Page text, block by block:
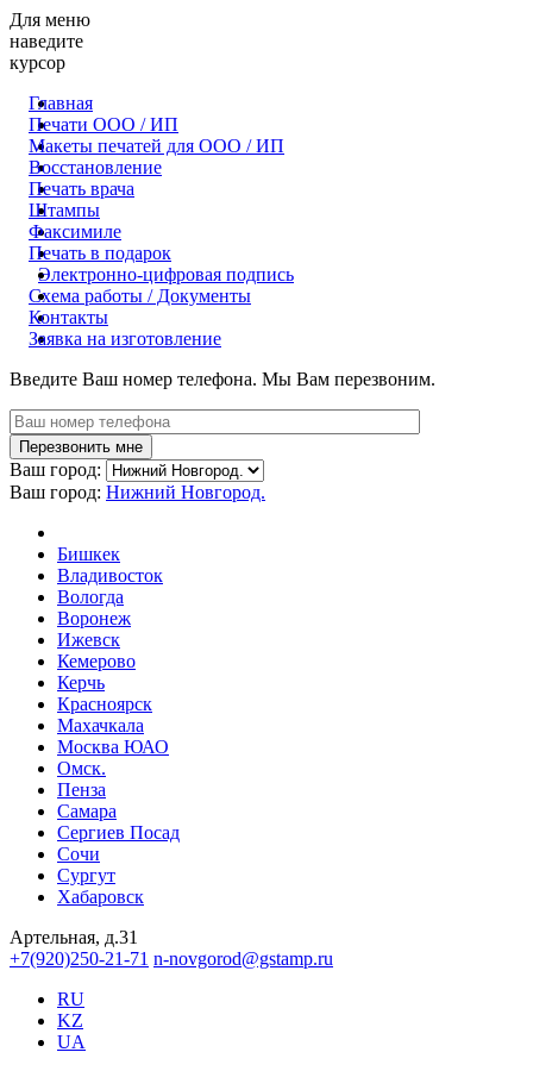
Для меню
наведите
курсор
Главная
Печати ООО / ИП
Макеты печатей для OOO / ИП
Восстановление
Печать врача
Штампы
Факсимиле
Печать в подарок
Электронно-цифровая подпись
Схема работы / Документы
Контакты
Заявка на изготовление
Введите Ваш номер телефона. Мы Вам перезвоним.
Ваш город:
Ваш город: Нижний Новгород.
Бишкек
Владивосток
Вологда
Воронеж
Ижевск
Кемерово
Керчь
Красноярск
Махачкала
Москва ЮАО
Омск.
Пенза
Самара
Сергиев Посад
Сочи
Сургут
Хабаровск
Артельная, д.31
+7(920)250-21-71 n-novgorod@gstamp.ru
RU
KZ
UA